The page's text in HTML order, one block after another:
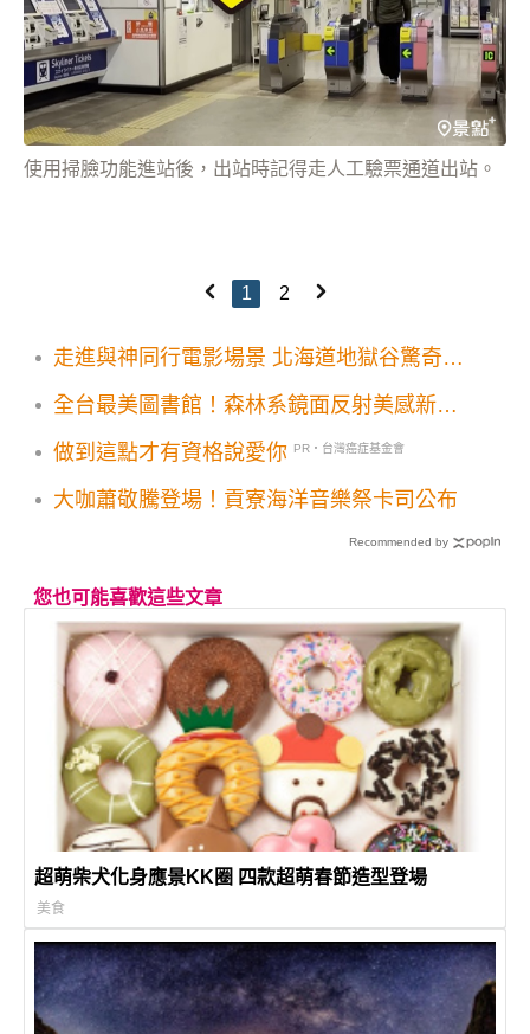
使用掃臉功能進站後，出站時記得走人工驗票通道出站。
1 2
走進與神同行電影場景 北海道地獄谷驚奇步
全台最美圖書館！森林系鏡面反射美感新地
做到這點才有資格說愛你
PR・台灣癌症基金會
大咖蕭敬騰登場！貢寮海洋音樂祭卡司公布
Recommended by
您也可能喜歡這些文章
超萌柴犬化身應景KK圈 四款超萌春節造型登場
美食